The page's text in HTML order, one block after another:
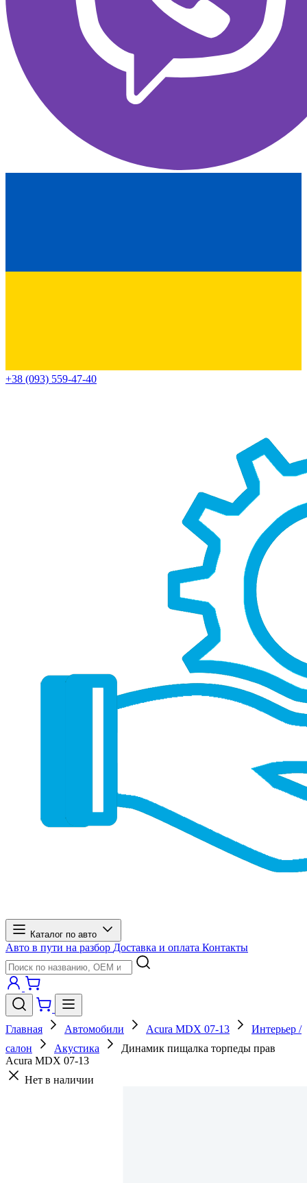
+38 (093) 559-47-40
Каталог по авто
Авто в пути на разбор Доставка и оплата Контакты
Главная Автомобили Acura MDX 07-13
Интерьер /
салон
Акустика
Динамик пищалка торпеды прав
Acura MDX 07-13
Нет в наличии